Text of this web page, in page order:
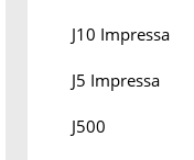
J10 Impressa
J5 Impressa
J500